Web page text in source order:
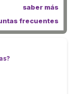
saber más
frecuentes